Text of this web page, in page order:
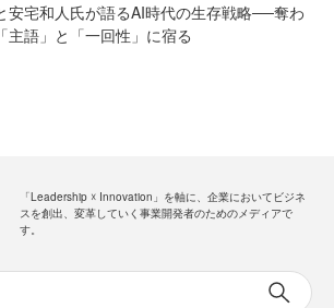
安宅和人氏が語るAI時代の生存戦略──奪わ
主語」と「一回性」に宿る
「Leadership ☓ Innovation」を軸に、企業においてビジネ
スを創出、変革していく事業開発者のためのメディアで
す。